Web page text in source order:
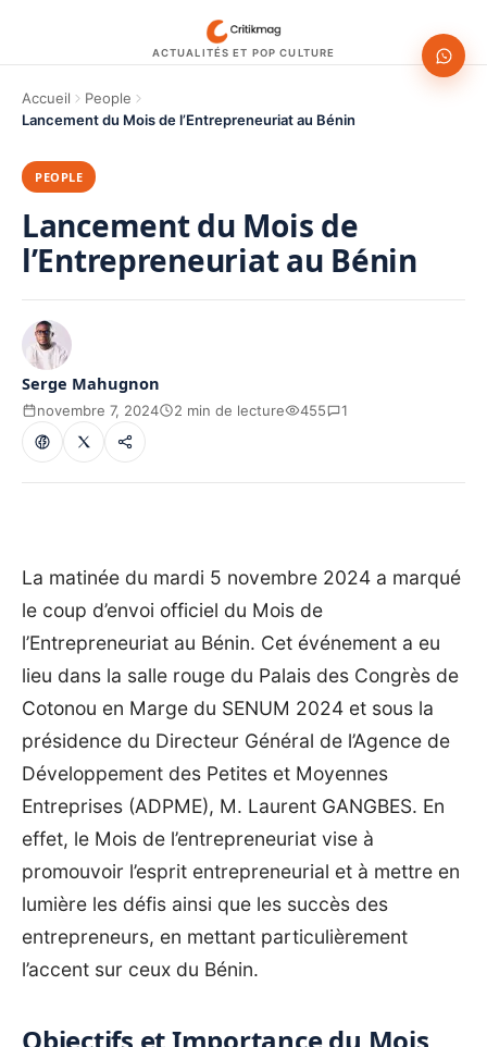
ACTUALITÉS ET POP CULTURE
Accueil
People
Lancement du Mois de l’Entrepreneuriat au Bénin
PEOPLE
Lancement du Mois de
l’Entrepreneuriat au Bénin
Serge Mahugnon
novembre 7, 2024 2 min de lecture 455 1
La matinée du mardi 5 novembre 2024 a marqué
le coup d’envoi officiel du Mois de
l’Entrepreneuriat au Bénin. Cet événement a eu
lieu dans la salle rouge du Palais des Congrès de
Cotonou en Marge du SENUM 2024 et sous la
présidence du Directeur Général de l’Agence de
Développement des Petites et Moyennes
Entreprises (ADPME), M. Laurent GANGBES. En
effet, le Mois de l’entrepreneuriat vise à
promouvoir l’esprit entrepreneurial et à mettre en
lumière les défis ainsi que les succès des
entrepreneurs, en mettant particulièrement
l’accent sur ceux du Bénin.